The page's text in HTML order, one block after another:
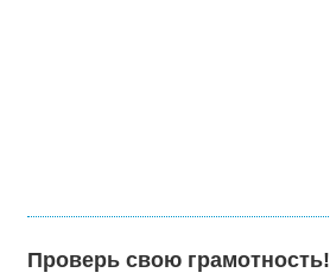
Проверь свою грамотность!